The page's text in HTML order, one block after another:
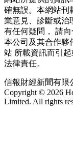
確無誤。本網站刊
業意見、診斷或治
有任何疑問， 請向
本公司及其合作夥
站 所載資訊而引
法律責任。
信報財經新聞有限
Copyright © 2026
Limited. All rights